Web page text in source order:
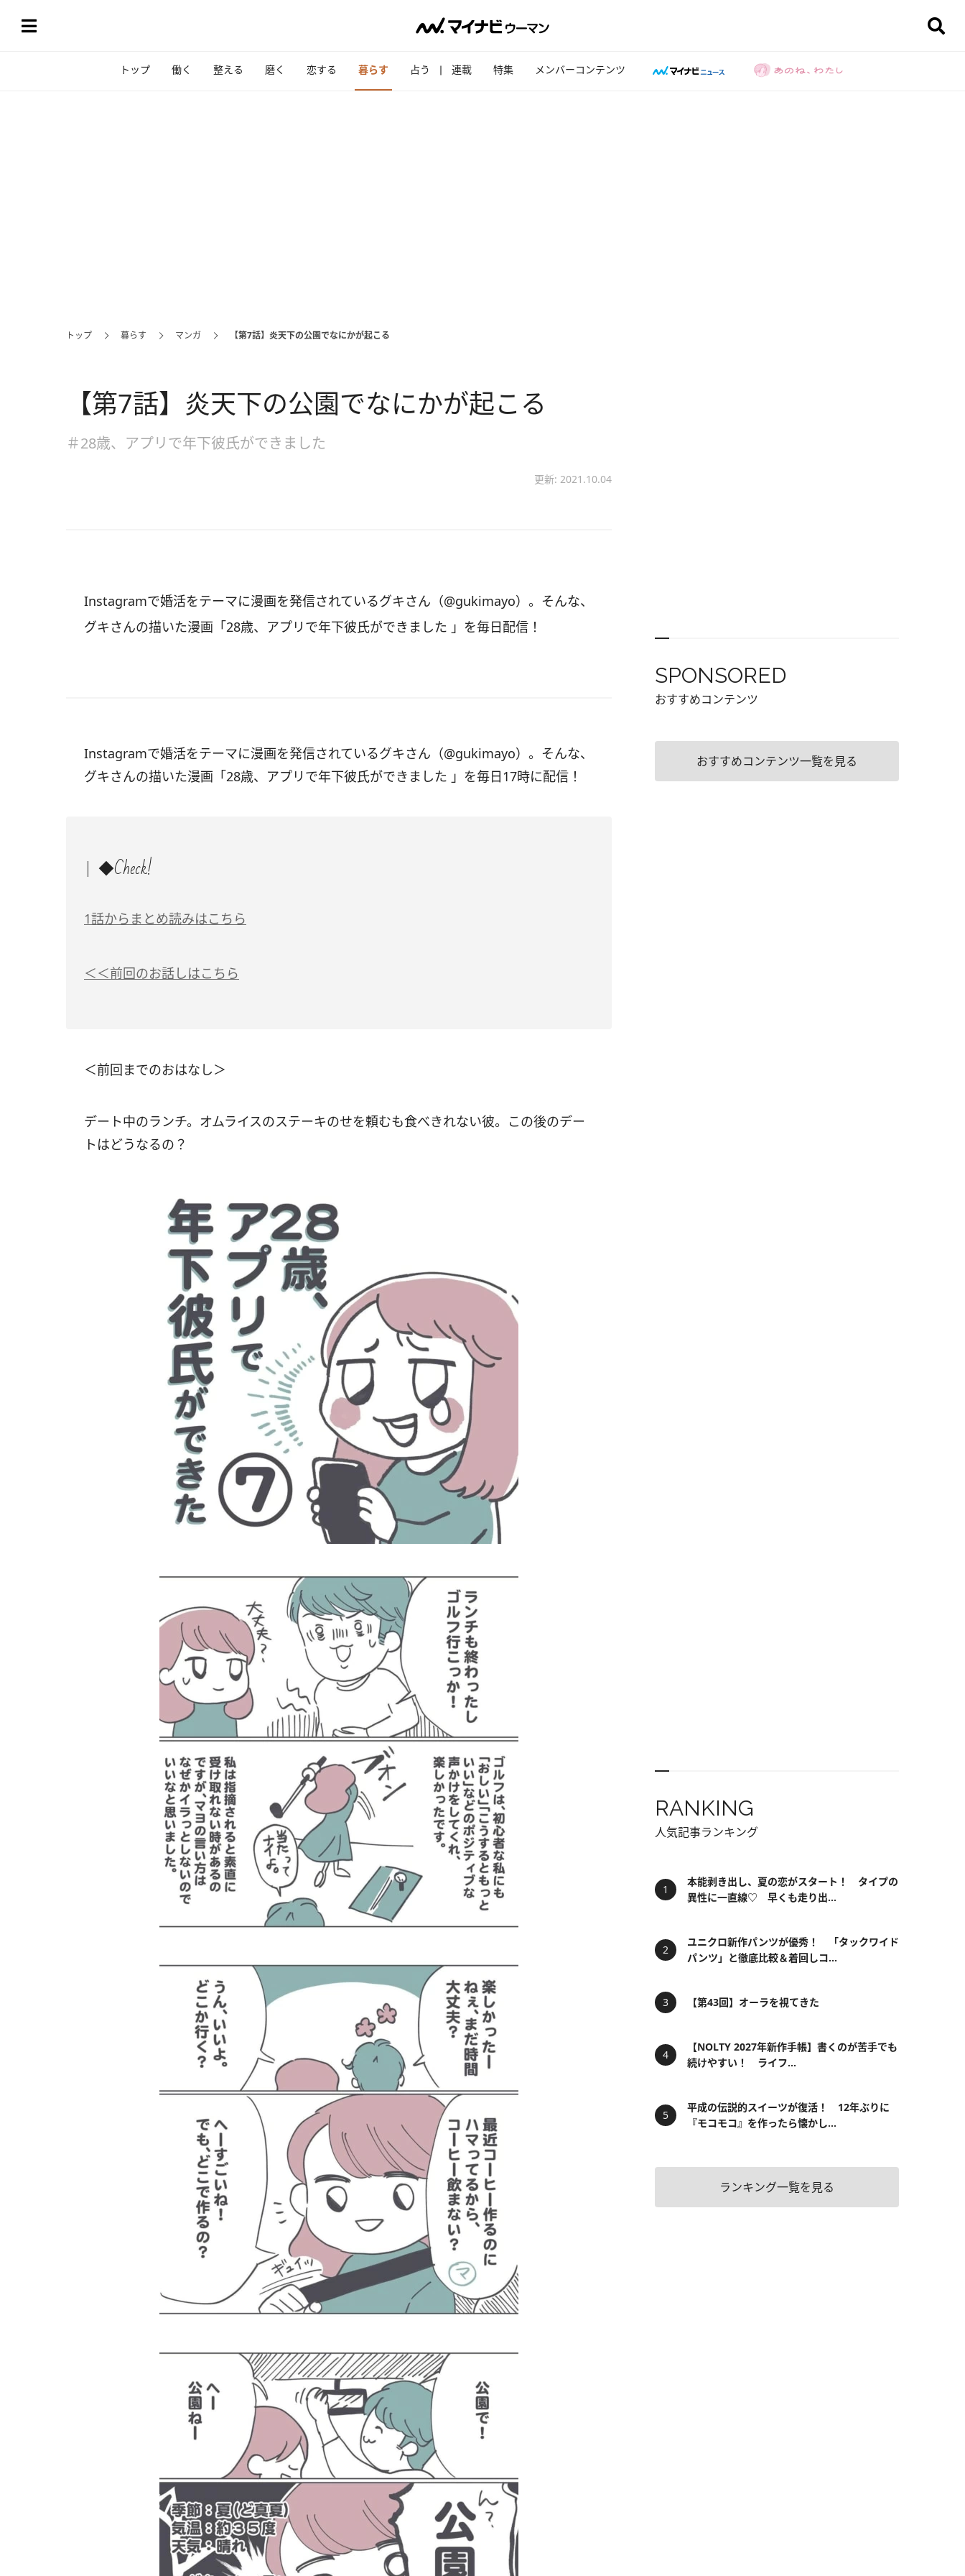
トップ 働く 整える 磨く 恋する 暮らす 占う 連載 特集 メンバーコンテンツ
トップ 暮らす マンガ 【第7話】炎天下の公園でなにかが起こる
【第7話】炎天下の公園でなにかが起こる
＃28歳、アプリで年下彼氏ができました
更新: 2021.10.04
Instagramで婚活をテーマに漫画を発信されているグキさん（@gukimayo）。そんな、
グキさんの描いた漫画「28歳、アプリで年下彼氏ができました 」を毎日配信！
Instagramで婚活をテーマに漫画を発信されているグキさん（@gukimayo）。そんな、
グキさんの描いた漫画「28歳、アプリで年下彼氏ができました 」を毎日17時に配信！
◆Check!
1話からまとめ読みはこちら
＜＜前回のお話しはこちら
＜前回までのおはなし＞
デート中のランチ。オムライスのステーキのせを頼むも食べきれない彼。この後のデー
トはどうなるの？
SPONSORED
おすすめコンテンツ
おすすめコンテンツ一覧を見る
RANKING
人気記事ランキング
本能剥き出し、夏の恋がスタート！ タイプの
異性に一直線♡ 早くも走り出...
ユニクロ新作パンツが優秀！ 「タックワイド
パンツ」と徹底比較＆着回しコ...
【第43回】オーラを視てきた
【NOLTY 2027年新作手帳】書くのが苦手でも
続けやすい！ ライフ...
平成の伝説的スイーツが復活！ 12年ぶりに
『モコモコ』を作ったら懐かし...
ランキング一覧を見る